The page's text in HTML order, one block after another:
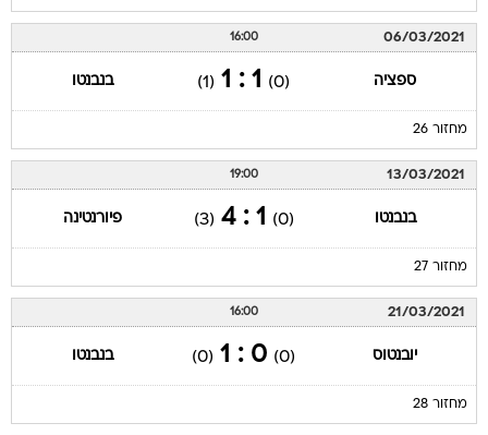
06/03/2021
16:00
ספציה (0)
1 : 1
(1) בנבנטו
מחזור 26
13/03/2021
19:00
בנבנטו (0)
1 : 4
(3) פיורנטינה
מחזור 27
21/03/2021
16:00
יובנטוס (0)
0 : 1
(0) בנבנטו
מחזור 28